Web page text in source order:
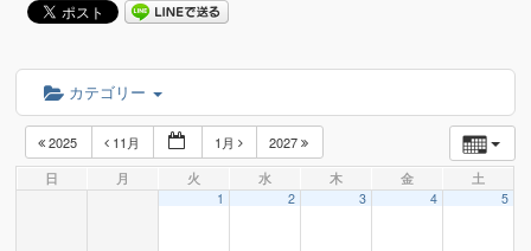
カテゴリー
2025 11月 1月
2027
日
月 火 水 木 金 土
1 2 3 4 5